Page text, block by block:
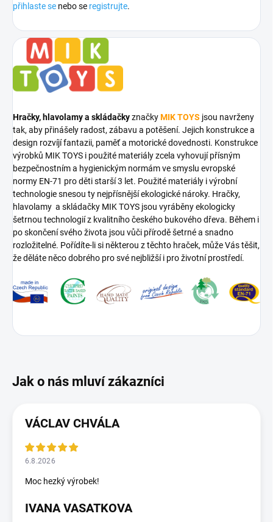
přihlaste se nebo se registrujte.
Hračky, hlavolamy a skládačkyznačkyMIK TOYS jsou navrženy
tak, aby přinášely radost, zábavu a potěšení. Jejich konstrukce a
design rozvíjí fantazii, paměť a motorické dovednosti. Konstrukce
výrobků MIK TOYS i použité materiály zcela vyhovují přísným
bezpečnostním a hygienickým normám ve smyslu evropské
normy EN-71 pro děti starší 3 let. Použité materiály i výrobní
technologie snesou ty nejpřísnější ekologické nároky. Hračky,
hlavolamy a skládačky MIK TOYS jsou vyráběny ekologicky
šetrnou technologií z kvalitního českého bukového dřeva. Během i
po skončení svého života jsou vůči přírodě šetrné a snadno
rozložitelné. Pořídíte-li si některou z těchto hraček, může Vás těšit,
že děláte něco dobrého pro své nejbližší i pro životní prostředí.
VÁCLAV CHVÁLA
6.8.2026
Moc hezký výrobek!
IVANA VASATKOVA